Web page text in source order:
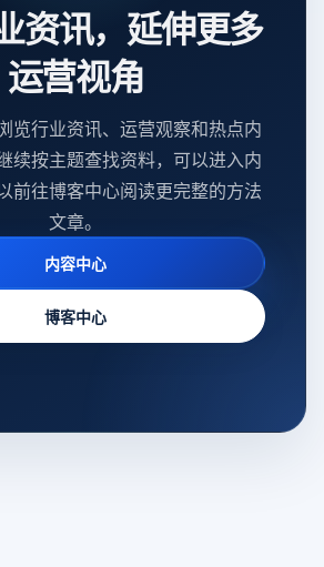
资讯，延伸更多
运营视角
览行业资讯、运营观察和热点内
续按主题查找资料，可以进入内
前往博客中心阅读更完整的方法
文章。
内容中心
博客中心